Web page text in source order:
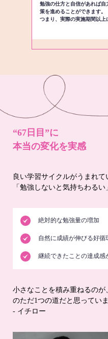
勉強の仕方と自信があれば
策を進めることができます。
つまり、実際の実施期間以上
“67日目”に
本当の変化を実感
良い学習サイクルがうまれて
「勉強しないと気持ちわるい
絶対的な勉強量の増加
自然に成績が伸びる好循
継続できたことの達成感
小さなことを積み重ねるの
のただ1つの道だと思っていま
- イチロー